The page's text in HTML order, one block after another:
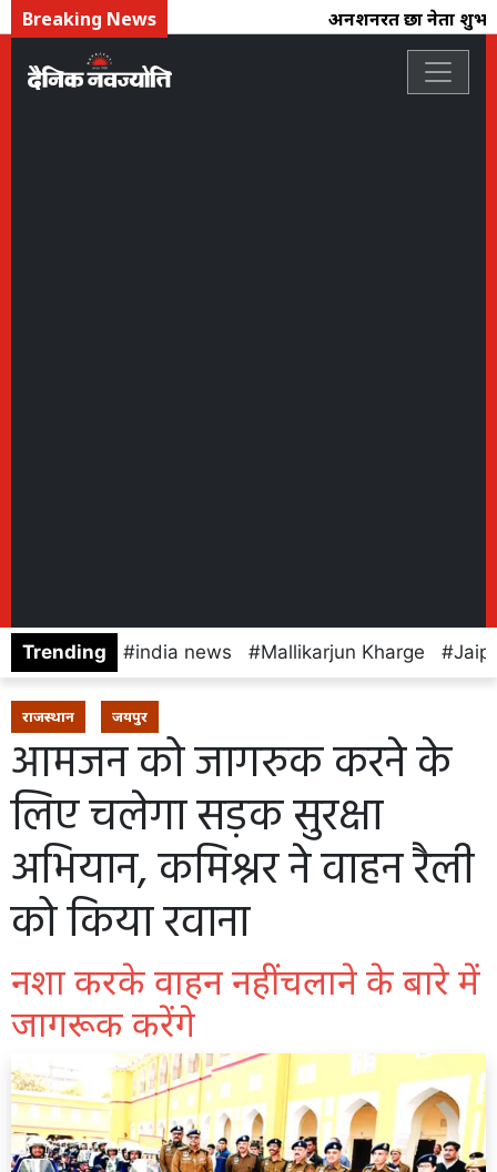
Breaking News अनशनरत छात्र नेता
Trending india news Mallikarjun Kharge
राजस्थान जयपुर
आमजन को जागरुक करने के
लिए चलेगा सड़क सुरक्षा
अभियान, कमिश्नर ने वाहन रैली
को किया रवाना
नशा करके वाहन नहीं चलाने के बारे में
जागरूक करेंगे